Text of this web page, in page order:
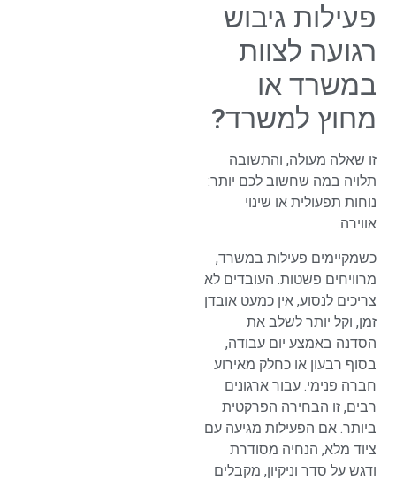
פעילות גיבוש
רגועה לצוות
במשרד או
מחוץ למשרד?
זו שאלה מעולה, והתשובה
תלויה במה שחשוב לכם יותר:
נוחות תפעולית או שינוי
אווירה.
כשמקיימים פעילות במשרד,
מרוויחים פשטות. העובדים לא
צריכים לנסוע, אין כמעט אובדן
זמן, וקל יותר לשלב את
הסדנה באמצע יום עבודה,
בסוף רבעון או כחלק מאירוע
חברה פנימי. עבור ארגונים
רבים, זו הבחירה הפרקטית
ביותר. אם הפעילות מגיעה עם
ציוד מלא, הנחיה מסודרת
ודגש על סדר וניקיון, מקבלים